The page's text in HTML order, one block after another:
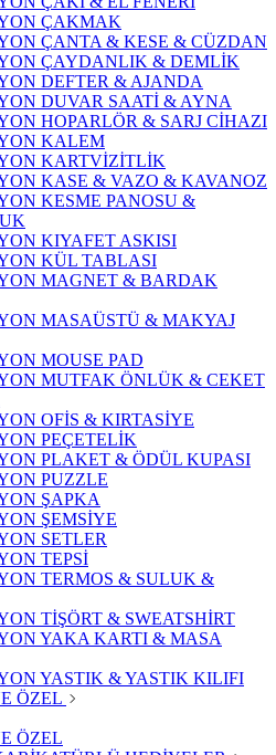
ÇAKMAK
ÇANTA & KESE & CÜZDAN
ÇAYDANLIK & DEMLİK
DEFTER & AJANDA
DUVAR SAATİ & AYNA
HOPARLÖR & SARJ CİHAZI
KALEM
KARTVİZİTLİK
KASE & VAZO & KAVANOZ
KESME PANOSU &
KIYAFET ASKISI
KÜL TABLASI
MAGNET & BARDAK
MASAÜSTÜ & MAKYAJ
MOUSE PAD
MUTFAK ÖNLÜK & CEKET
OFİS & KIRTASİYE
PEÇETELİK
PLAKET & ÖDÜL KUPASI
PUZZLE
ŞAPKA
ŞEMSİYE
SETLER
TEPSİ
TERMOS & SULUK &
TİŞÖRT & SWEATSHİRT
YAKA KARTI & MASA
YASTIK & YASTIK KILIFI
ÖZEL
ÖZEL